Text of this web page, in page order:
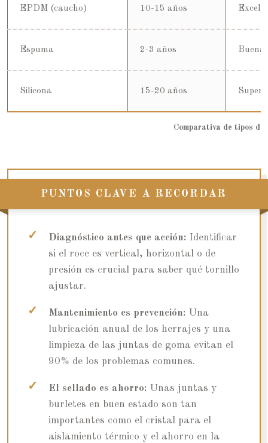
Comparativa de tipos
EPDM (caucho) 10-15 años
Espuma 2-3 años Buena
Silicona 15-20 años
PUNTOS CLAVE A RECORDAR
Diagnóstico antes que acción: Identificar
si el roce es vertical, horizontal o de
presión es crucial para saber qué tornillo
ajustar.
Mantenimiento es prevención: Una
lubricación anual de los herrajes y una
limpieza de las juntas de goma evitan el
90% de los problemas comunes.
El sellado es ahorro: Unas juntas y
burletes en buen estado son tan
importantes como el cristal para el
aislamiento térmico y el ahorro en la